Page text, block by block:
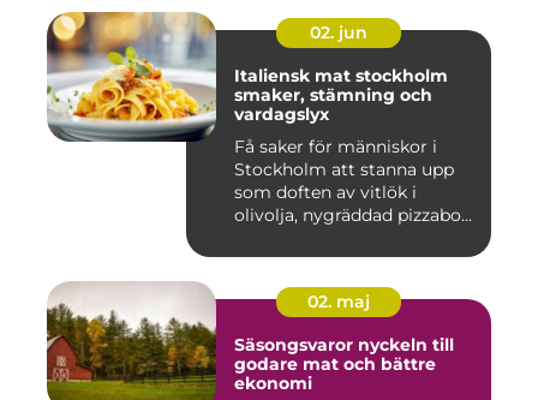
02. jun
Italiensk mat stockholm
smaker, stämning och
vardagslyx
Få saker för människor i
Stockholm att stanna upp
som doften av vitlök i
olivolja, nygräddad pizzabo...
02. maj
Säsongsvaror nyckeln till
godare mat och bättre
ekonomi